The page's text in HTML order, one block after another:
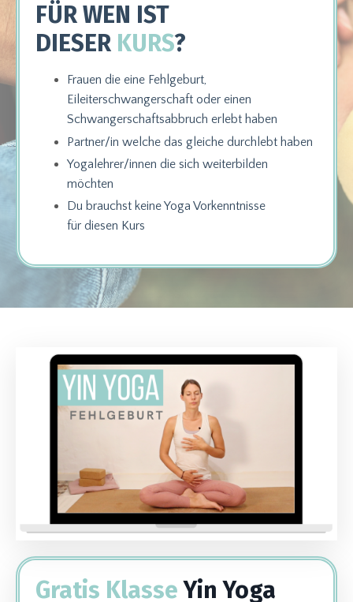
FÜR WEN IST
DIESER KURS?
Frauen die eine Fehlgeburt,
Eileiterschwangerschaft oder einen
Schwangerschaftsabbruch erlebt haben
Partner/in welche das gleiche durchlebt haben
Yogalehrer/innen die sich weiterbilden
möchten
Du brauchst keine Yoga Vorkenntnisse
für diesen Kurs
Gratis KlasseYin Yoga